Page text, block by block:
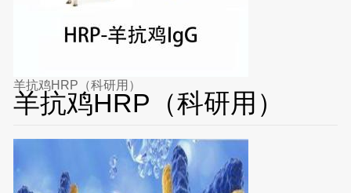
羊抗鸡HRP（科研用）
羊抗鸡HRP（科研用）